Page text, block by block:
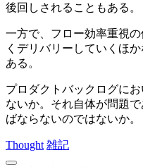
後回しされることもある
一方で、フロー効率重視
くデリバリーしていくほ
ある。
プロダクトバックログに
ないか。それ自体が問題
ばならないのではないか。
Thought 雑記